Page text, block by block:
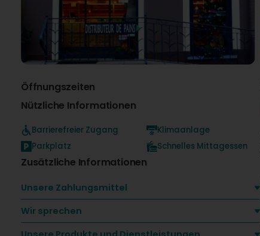
Öffnungszeiten
Nützliche Informationen
Barrierefreier Zugang
Parkplatz
Klimaanlage
Schnelles Mittagessen
Zusätzliche Informationen
Unsere Zahlungsmittel
Wir sprechen